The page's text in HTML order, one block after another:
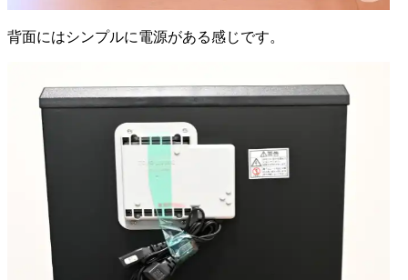
背面にはシンプルに電源がある感じです。